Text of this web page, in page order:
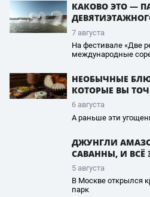
КАКОВО ЭТО —
7 августа
На фестивале «Две
международные
НЕОБЫЧНЫЕ
КОТОРЫЕ ВЫ
6 августа
А раньше эти
ДЖУНГЛИ
САВАННЫ, И ВСЁ
5 августа
В Москве открылся
парк